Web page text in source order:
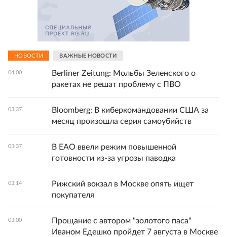
НОВОСТИ ВАЖНЫЕ НОВОСТИ
04:00
Berliner Zeitung: Мольбы Зеленского о
ракетах не решат проблему с ПВО
03:37
Bloomberg: В киберкомандовании США за
месяц произошла серия самоубийств
03:37
В ЕАО ввели режим повышенной
готовности из-за угрозы паводка
03:14
Рижский вокзал в Москве опять ищет
покупателя
03:00
Прощание с автором "золотого паса"
Иваном Едешко пройдет 7 августа в Москве